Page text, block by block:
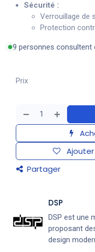
Sécurité :
Verrouillage de
Protection
9 personnes consultent
Partager
Prix
DSP
DSP est une
proposant
design